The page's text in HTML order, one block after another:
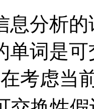
息分析
单词是
考虑当